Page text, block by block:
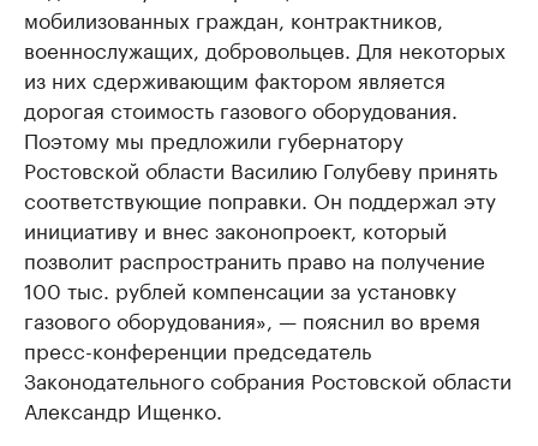
мобилизованных граждан, контрактников,
военнослужащих, добровольцев. Для некоторых
из них сдерживающим фактором является
дорогая стоимость газового оборудования.
Поэтому мы предложили губернатору
Ростовской области Василию Голубеву принять
соответствующие поправки. Он поддержал эту
инициативу и внес законопроект, который
позволит распространить право на получение
100 тыс. рублей компенсации за установку
газового оборудования», — пояснил во время
пресс-конференции председатель
Законодательного собрания Ростовской области
Александр Ищенко.